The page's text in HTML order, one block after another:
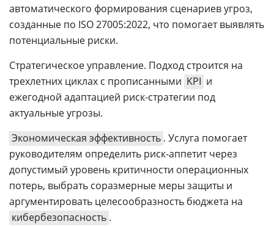
автоматического формирования сценариев угроз,
созданные по ISO 27005:2022, что помогает выявлять
потенциальные риски.
Стратегическое управление. Подход строится на
трехлетних циклах с прописанными KPI и
ежегодной адаптацией риск-стратегии под
актуальные угрозы.
Экономическая эффективность . Услуга помогает
руководителям определить риск-аппетит через
допустимый уровень критичности операционных
потерь, выбрать соразмерные меры защиты и
аргументировать целесообразность бюджета на
кибербезопасность .